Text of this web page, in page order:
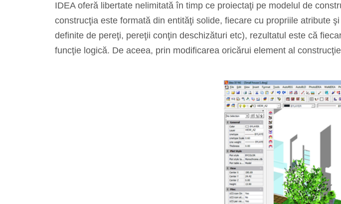
IDEA oferă libertate nelimitată în timp ce proiectaţi pe modelul de
construcţia este formată din entităţi solide, fiecare cu propriile atribute
definite de pereţi, pereţii conţin deschizături etc), rezultatul este că
funcţie logică. De aceea, prin modificarea oricărui element al